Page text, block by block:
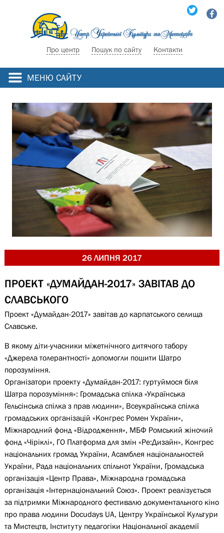
Про центр Пошук по сайту Контакти
МЕНЮ САЙТУ
26 ЛИПНЯ 2017
ПРОЕКТ «ДУМАЙДАН-2017» ЗАВІТАВ ДО
СЛАВСЬКОГО
Проект «Думайдан-2017» завітав до карпатського селища
Славське.
В якому діти-учасники міжетнічного дитячого табору
«Джерела толерантності» допомогли пошити Шатро
порозуміння.
Організатори проекту «Думайдан-2017: гуртуймося біля
Шатра порозуміння»: Громадська спілка «Українська
Гельсінська спілка з прав людини», Всеукраїнська спілка
громадських організацій «Конгрес Ромен України»,
Міжнародний фонд «Відродження», МБФ Ромський жіночий
фонд «Чіріклі», ГО Платформа для змін «Ре:Дизайн», Конгрес
національних громад України, Асамблея національностей
України, Рада національних спільнот України, Громадська
організація «Центр Права», Міжнародна громадська
організація «Інтернаціональний Союз». Проект реалізується
за підтримки Міжнародного фестивалю документального кіно
про права людини Docudays UA, Центру Української Культури
та Мистецтв, Інституту педагогіки Національної академії